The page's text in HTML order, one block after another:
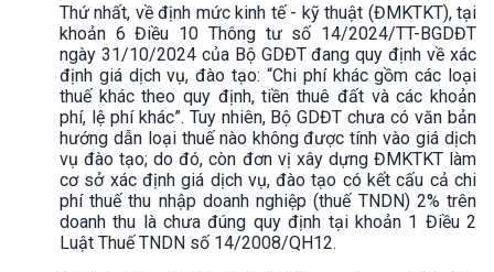
Thứ nhất, về định mức kinh tế - kỹ thuật (ĐMKTKT), tại
khoản 6 Điều 10 Thông tư số 14/2024/TT-BGDĐT
ngày 31/10/2024 của Bộ GDĐT đang quy định về xác
định giá dịch vụ, đào tạo: “Chi phí khác gồm các loại
thuế khác theo quy định, tiền thuê đất và các khoản
phí, lệ phí khác”. Tuy nhiên, Bộ GDĐT chưa có văn bản
hướng dẫn loại thuế nào không được tính vào giá dịch
vụ đào tạo; do đó, còn đơn vị xây dựng ĐMKTKT làm
cơ sở xác định giá dịch vụ, đào tạo có kết cấu cả chi
phí thuế thu nhập doanh nghiệp (thuế TNDN) 2% trên
doanh thu là chưa đúng quy định tại khoản 1 Điều 2
Luật Thuế TNDN số 14/2008/QH12.